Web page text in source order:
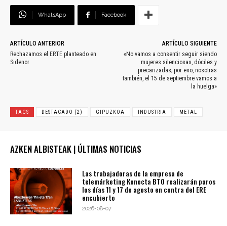
WhatsApp Facebook
ARTÍCULO ANTERIOR
Rechazamos el ERTE planteado en
Sidenor
ARTÍCULO SIGUIENTE
«No vamos a consentir seguir siendo
mujeres silenciosas, dóciles y
precarizadas; por eso, nosotras
también, el 15 de septiembre vamos a
la huelga»
TAGS DESTACADO (2) GIPUZKOA INDUSTRIA METAL
AZKEN ALBISTEAK | ÚLTIMAS NOTICIAS
Las trabajadoras de la empresa de
telemárketing Konecta BTO realizarán paros
los días 11 y 17 de agosto en contra del ERE
encubierto
2026-08-07